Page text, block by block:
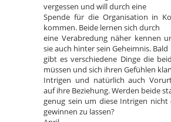
vergessen und will durch eine
Spende für die Organisation in
kommen. Beide lernen sich durch
eine Verabredung näher kennen
sie auch hinter sein Geheimnis. Bald
gibt es verschiedene Dinge die
müssen und sich ihren Gefühlen
Intrigen und natürlich auch
auf ihre Beziehung. Werden beide
genug sein um diese Intrigen nicht
gewinnen zu lassen?